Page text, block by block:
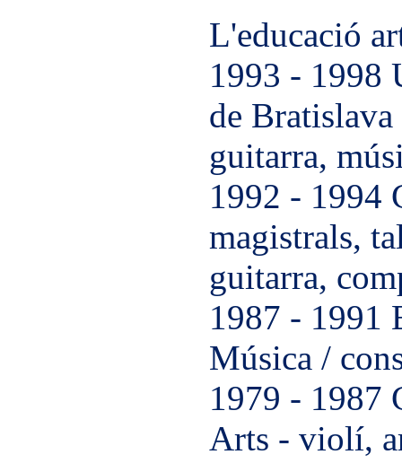
L'educació
1993 - 1998
de
guitarra,
1992 - 1994
magistrals,
guitarra,
1987 - 1991
Música /
1979 - 1987
Arts - violí,